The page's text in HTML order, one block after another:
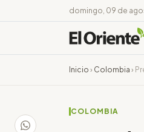
domingo, 09 de
Inicio › Colombia ›
COLOMBIA